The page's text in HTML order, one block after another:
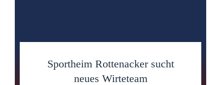
Sportheim Rottenacker sucht
neues Wirteteam